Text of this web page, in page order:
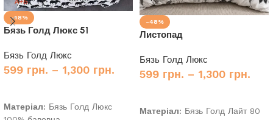
-48%
Бязь Голд Люкс 51
Бязь Голд Люкс
599 грн. – 1,300 грн.
Матеріал: Бязь Голд Люкс
-48%
Листопад
Бязь Голд Люкс
599 грн. – 1,300 грн.
Матеріал: Бязь Голд Лайт 80